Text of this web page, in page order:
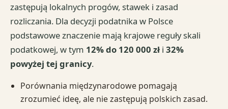
zastępują lokalnych progów, stawek i zasad
rozliczania. Dla decyzji podatnika w Polsce
podstawowe znaczenie mają krajowe reguły skali
podatkowej, w tym 12% do 120 000 zł i32%
powyżej tej granicy.
Porównania międzynarodowe pomagają
zrozumieć ideę, ale nie zastępują polskich zasad.